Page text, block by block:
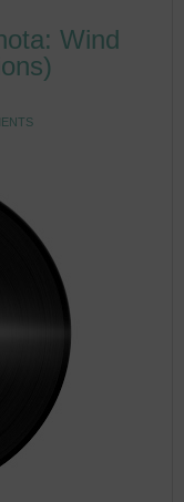
Wind